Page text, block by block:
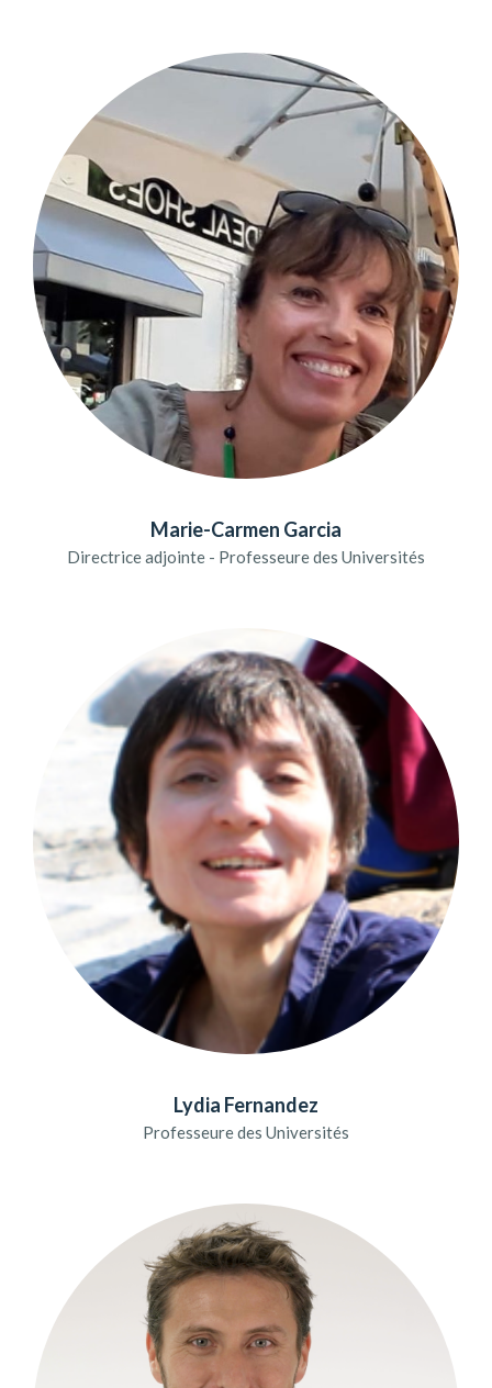
Marie-Carmen Garcia
Directrice adjointe - Professeure des Universités
Lydia Fernandez
Professeure des Universités